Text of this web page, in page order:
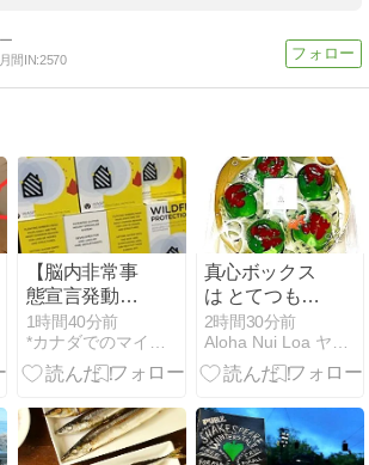
月間IN:2570
【脳内非常事
態宣言発動】
胸がドキドキ
した理由×２
＋ニセ中国語
1時間40分前
真心ボックス
は とてつもな
い『ビックリ
箱』 だった -
ブロ友さんと
2時間30分前